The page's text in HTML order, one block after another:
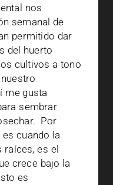
nos
semanal de
permitido dar
del huerto
cultivos a tono
me gusta
sembrar
Por
es cuando la
raíces, es el
crece bajo la
es